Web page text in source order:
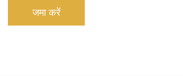
जमा करें